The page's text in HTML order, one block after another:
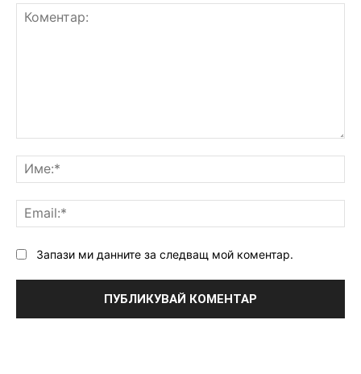
Запази ми данните за следващ мой коментар.